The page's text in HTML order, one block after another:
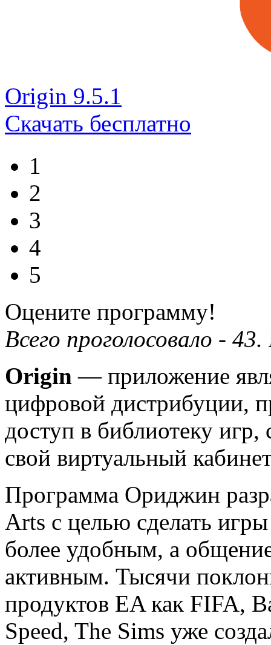
Оrigin 9.5.1
Скачать бесплатно
1
2
3
4
5
Оцените программу!
Всего проголосовало - 43.
Origin — приложение
цифровой дистрибуции,
доступ в библиотеку
свой виртуальный
Программа Ориджин
Arts с целью сделать
более удобным, а
активным. Тысячи
продуктов EA как FIFA,
Speed, The Sims уже